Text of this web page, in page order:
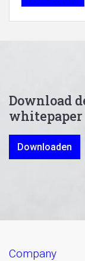
Download
whitepaper
Downloaden
company